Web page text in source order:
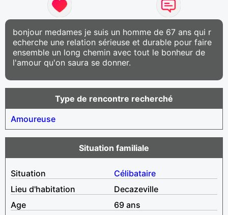
bonjour medames je suis un homme de 67 ans qui r
echerche une relation sérieuse et durable pour faire
ensemble un long chemin avec tout le bonheur de
l'amour qu'on saura se donner.
Type de rencontre recherché
Amoureuse
Situation familiale
Situation
Célibataire
Lieu d'habitation
Decazeville
Age
69 ans